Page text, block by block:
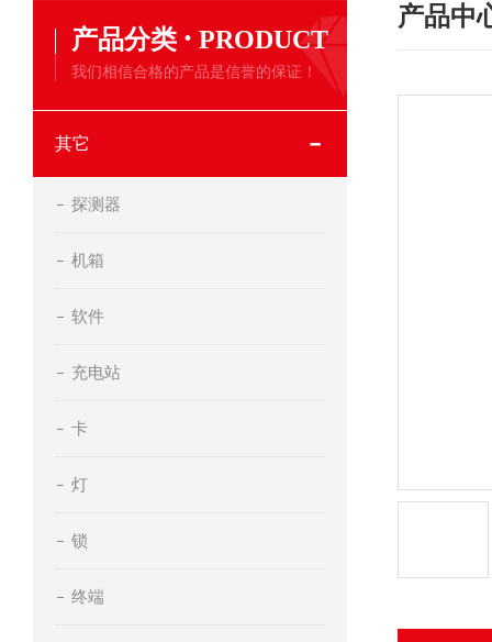
产品分类 · PRODUCT
我们相信合格的产品是信誉的保证！
其它
探测器
机箱
软件
充电站
卡
灯
锁
终端
产品中